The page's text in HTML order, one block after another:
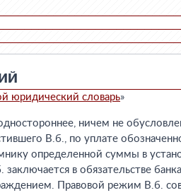
юридический словарь»
ничем не
В.б., по уплате
определенной суммы в
в обязательстве
Правовой режим В.б.